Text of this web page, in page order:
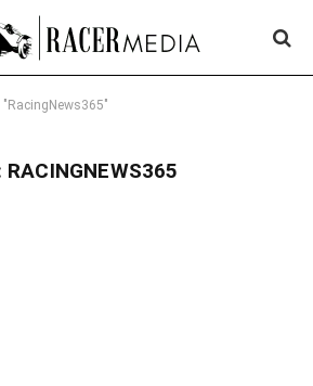
RACINGNEWS365